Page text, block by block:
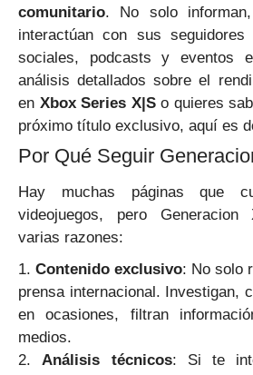
comunitario. No solo
interactúan con sus
sociales, podcasts y eventos
análisis detallados sobre el
en Xbox Series X|So quieres
próximo título exclusivo, aquí es
Por Qué Seguir
Hay muchas páginas que
videojuegos, pero
varias razones:
1. Contenido exclusivo: No solo
prensa internacional. Investigan,
en ocasiones, filtran
medios.
2.Análisis técnicos: Si te